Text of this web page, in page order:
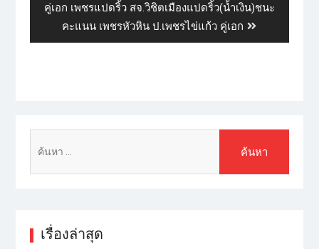
คู่เอก เพชรแปดริ้ว สจ.วิชิตเมืองแปดริ้ว(น้ำเงิน)​ชนะ​
คะแนน​ เพชรหัวหิน ป.เพชรไข่แก้ว​ คู่เอก​
เรื่องล่าสุด